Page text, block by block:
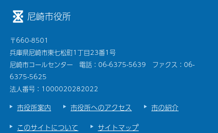
尼崎市役所
〒660-8501
兵庫県尼崎市東七松町1丁目23番1号
尼崎市コールセンター 電話：06-6375-5639 ファクス：06-
6375-5625
法人番号：1000020282022
市役所案内 市役所へのアクセス
市の紹介
このサイトについて
サイトマップ